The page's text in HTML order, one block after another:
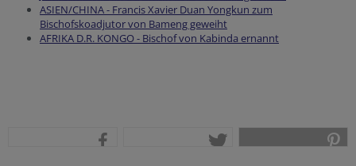
ASIEN/CHINA - Francis Xavier Duan Yongkun zum
Bischofskoadjutor von Bameng geweiht
AFRIKA D.R. KONGO - Bischof von Kabinda ernannt